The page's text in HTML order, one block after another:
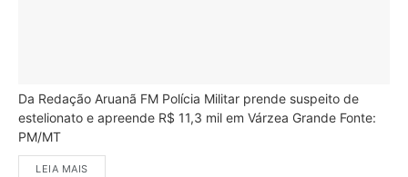
Da Redação Aruanã FM Polícia Militar prende suspeito de
estelionato e apreende R$ 11,3 mil em Várzea Grande Fonte:
PM/MT
LEIA MAIS